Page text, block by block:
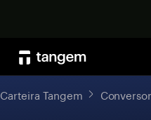
Carteira Tangem Conversor